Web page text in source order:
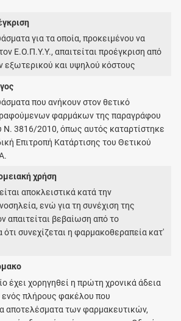
για τα οποία, προκειμένου να
Ε.Ο.Π.Υ.Υ., απαιτείται προέγκριση από
εξωτερικού και υψηλού κόστους
που ανήκουν στον θετικό
φαρμάκων της παραγράφου
Ν. 3816/2010, όπως αυτός καταρτίστηκε
Επιτροπή Κατάρτισης του Θετικού
χρήση
αποκλειστικά κατά την
ενώ για τη συνέχιση της
απαιτείται βεβαίωση από το
ότι συνεχίζεται η φαρμακοθεραπεία κατ'
έχει χορηγηθεί η πρώτη χρονικά άδεια
ενός πλήρους φακέλου που
αποτελέσματα των φαρμακευτικών,